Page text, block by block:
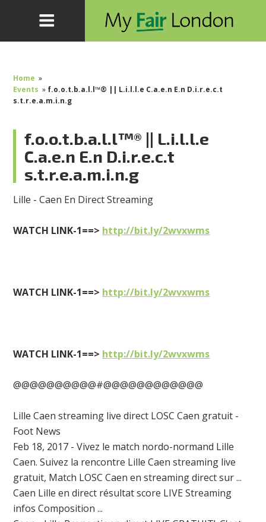
Home »
Events » f.o.o.t.b.a.l.l™® || L.i.l.l.e C.a.e.n E.n D.i.r.e.c.t
s.t.r.e.a.m.i.n.g
f.o.o.t.b.a.l.l™® || L.i.l.l.e
C.a.e.n E.n D.i.r.e.c.t
s.t.r.e.a.m.i.n.g
Lille - Caen En Direct Streaming
WATCH LINK-1==> http://bit.ly/2wvxwms
WATCH LINK-1==> http://bit.ly/2wvxwms
WATCH LINK-1==> http://bit.ly/2wvxwms
@@@@@@@@@@#@@@@@@@@@@@@
Lille Caen streaming live direct LOSC Caen gratuit -
Foot News
Feb 18, 2017 - Vivez le match nordo-normand Lille
Caen. Suivez la rencontre Lille Caen streaming live
gratuit, Match LOSC Caen en streaming direct sur ...
Caen Lille en direct résultat score LIVE Streaming
infos Composition ...